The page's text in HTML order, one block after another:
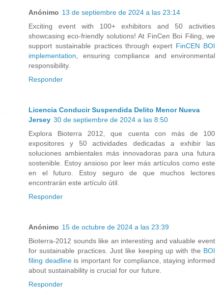
Anónimo 13 de septiembre de 2024 a las 23:14
Exciting event with 100+ exhibitors and 50 activities
showcasing eco-friendly solutions! At FinCen Boi Filing, we
support sustainable practices through expert FinCEN BOI
implementation , ensuring compliance and environmental
responsibility.
Responder
Licencia Conducir Suspendida Delito Menor Nueva
Jersey 30 de septiembre de 2024 a las 8:50
Explora Bioterra 2012, que cuenta con más de 100
expositores y 50 actividades dedicadas a exhibir las
soluciones ambientales más innovadoras para una futura
sostenible. Estoy ansioso por leer más artículos como este
en el futuro. Estoy seguro de que muchos lectores
encontrarán este artículo útil.
Responder
Anónimo 15 de octubre de 2024 a las 23:39
Bioterra-2012 sounds like an interesting and valuable event
for sustainable practices. Just like keeping up with the BOI
filing deadlineis important for compliance, staying informed
about sustainability is crucial for our future.
Responder